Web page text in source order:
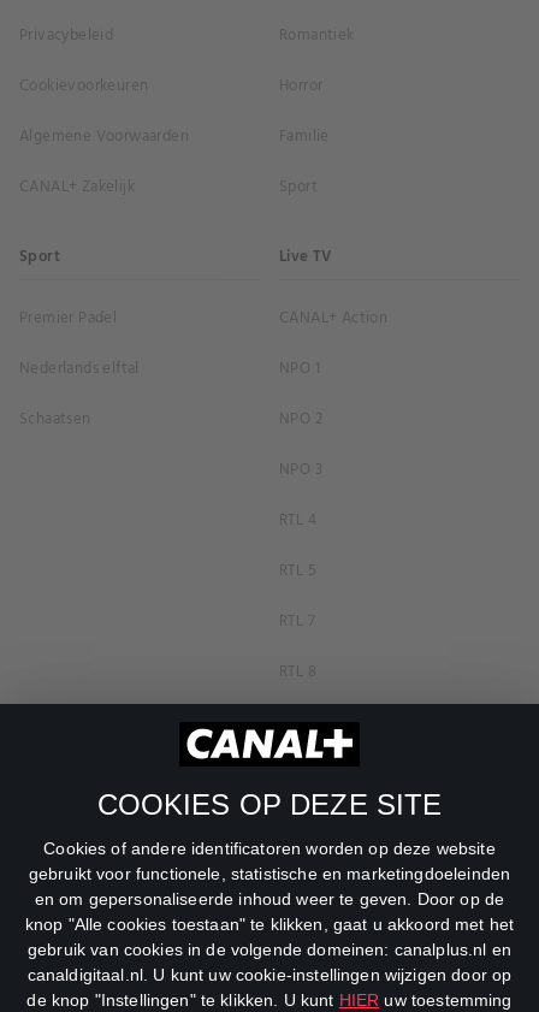
COOKIES OP DEZE SITE
Cookies of andere identificatoren worden op deze website
gebruikt voor functionele, statistische en marketingdoeleinden
en om gepersonaliseerde inhoud weer te geven. Door op de
knop "Alle cookies toestaan" te klikken, gaat u akkoord met het
gebruik van cookies in de volgende domeinen: canalplus.nl en
canaldigitaal.nl. U kunt uw cookie-instellingen wijzigen door op
de knop "Instellingen" te klikken. U kunt HIER uw toestemming
Privacybeleid
Cookievoorkeuren
Algemene Voorwaarden
CANAL+ Zakelijk
Romantiek
Horror
Familie
Sport
Sport
Premier Padel
Nederlands elftal
Schaatsen
Live TV
CANAL+ Action
NPO 1
NPO 2
NPO 3
RTL 4
RTL 5
RTL 7
RTL 8
RTL Z
SBS6
Veronica
DreamWorks Channel